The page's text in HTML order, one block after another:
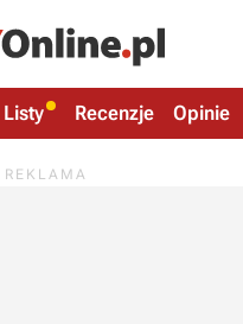
Listy Recenzje Opinie